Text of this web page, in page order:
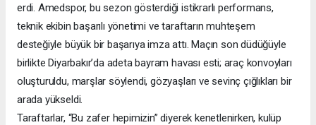
erdi. Amedspor, bu sezon gösterdiği istikrarlı performans,
teknik ekibin başarılı yönetimi ve taraftarın muhteşem
desteğiyle büyük bir başarıya imza attı. Maçın son düdüğüyle
birlikte Diyarbakır’da adeta bayram havası esti; araç konvoyları
oluşturuldu, marşlar söylendi, gözyaşları ve sevinç çığlıkları bir
arada yükseldi.
Taraftarlar, “Bu zafer hepimizin” diyerek kenetlenirken, kulüp